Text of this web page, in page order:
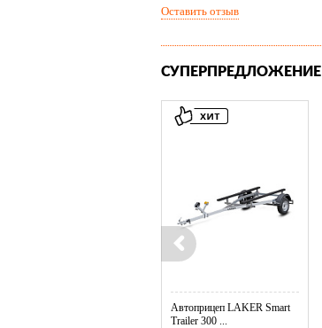
Оставить отзыв
СУПЕРПРЕДЛОЖЕНИЕ
Автоприцеп LAKER Smart
Trailer 300 ...